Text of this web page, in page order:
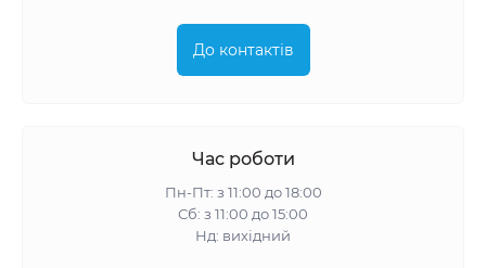
До контактів
Час роботи
Пн-Пт: з 11:00 до 18:00
Сб: з 11:00 до 15:00
Нд: вихідний